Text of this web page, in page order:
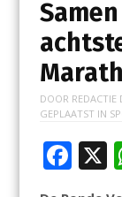
DOOR REDACTIE
GEPLAATST IN
F
ac
X